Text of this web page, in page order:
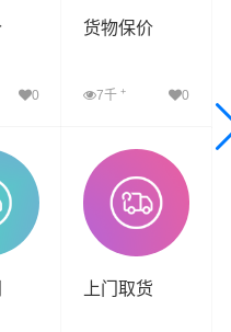
0
货物保价
7千 + 0
查看详细
上门取货